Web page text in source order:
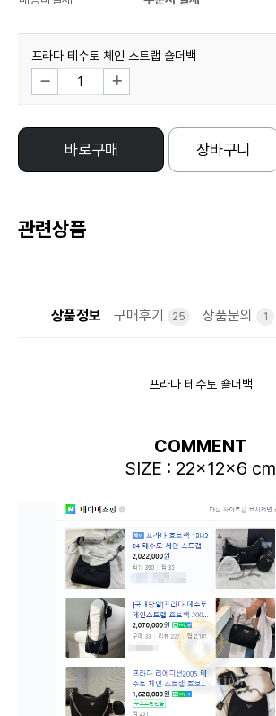
프라다 테수토 체인 스트랩 숄더백
바로구매 장바구니
관련상품
상품정보 구매후기 25 상품문의 1
프라다 테수토 숄더백
COMMENT
SIZE : 22x12x6 cm